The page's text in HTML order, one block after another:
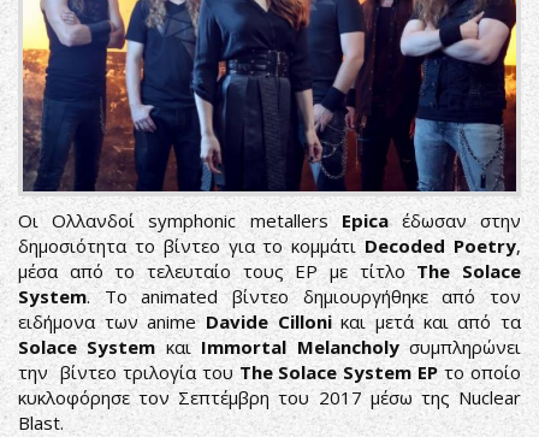
Οι Ολλανδοί symphonic metallers Epica έδωσαν στην
δημοσιότητα το βίντεο για το κομμάτιDecoded Poetry,
μέσα από το τελευταίο τους EP με τίτλοThe Solace
System. Το animated βίντεο δημιουργήθηκε από τον
ειδήμονα των anime Davide Cilloniκαι μετά και από τα
Solace System και Immortal Melancholyσυμπληρώνει
την βίντεο τριλογία του The Solace System EPτο οποίο
κυκλοφόρησε τον Σεπτέμβρη του 2017 μέσω της Nuclear
Blast.